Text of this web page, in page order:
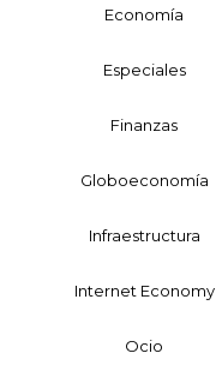
Economía
Especiales
Finanzas
Globoeconomía
Infraestructura
Internet Economy
Ocio